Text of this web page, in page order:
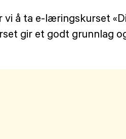
vi å ta e-læringskurset
gir et godt grunnlag